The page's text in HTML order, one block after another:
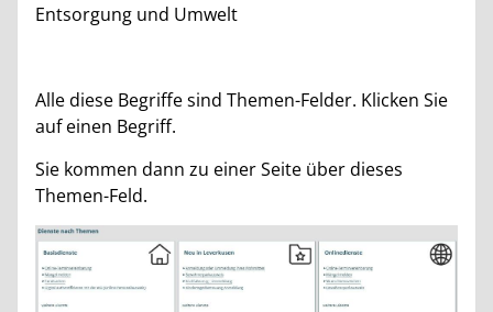
Entsorgung und Umwelt
Alle diese Begriffe sind Themen-Felder. Klicken Sie
auf einen Begriff.
Sie kommen dann zu einer Seite über dieses
Themen-Feld.